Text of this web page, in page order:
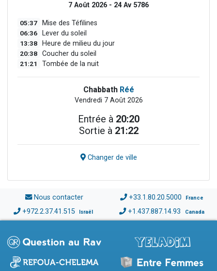
7 Août 2026 - 24 Av 5786
05:37 Mise des Téfilines
06:36 Lever du soleil
13:38 Heure de milieu du jour
20:38 Coucher du soleil
21:21 Tombée de la nuit
Chabbath Réé
Vendredi 7 Août 2026
Entrée à 20:20
Sortie à 21:22
Changer de ville
Nous contacter +33.1.80.20.5000 France
+972.2.37.41.515 Israël +1.437.887.14.93 Canada